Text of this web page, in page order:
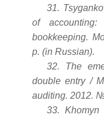
31.
of
bookkeeping.
p. (in Russian).
32. The
double entry /
auditing. 2012.
33.